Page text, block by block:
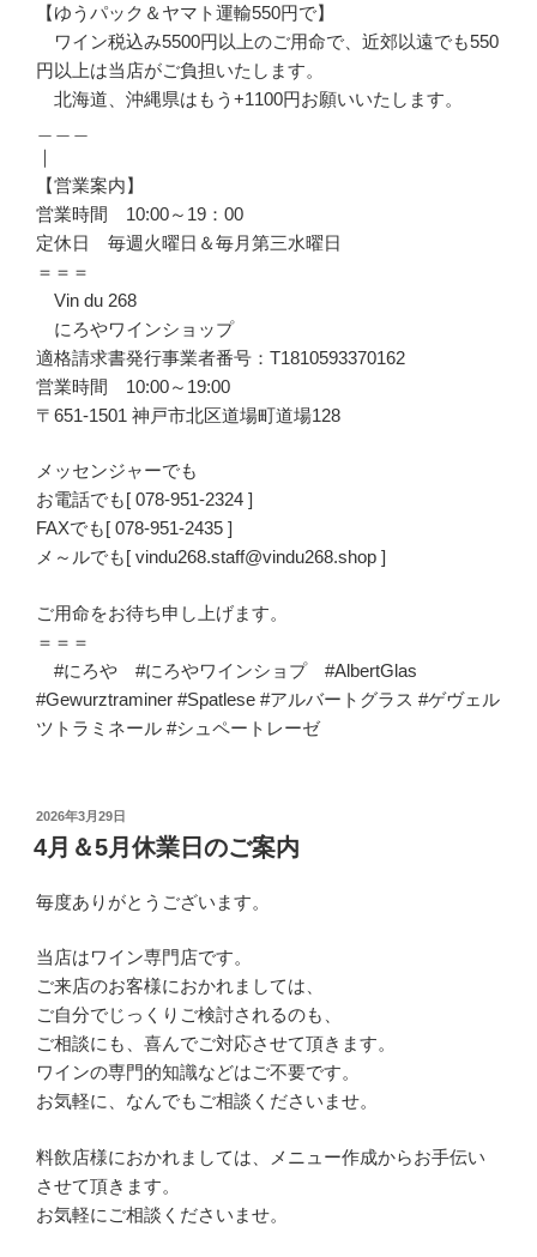
【ゆうパック＆ヤマト運輸550円で】
ワイン税込み5500円以上のご用命で、近郊以遠でも550
円以上は当店がご負担いたします。
北海道、沖縄県はもう+1100円お願いいたします。
｜
【営業案内】
営業時間 10:00～19：00
定休日 毎週火曜日＆毎月第三水曜日
＝＝＝
Vin du 268
にろやワインショップ
適格請求書発行事業者番号：T1810593370162
営業時間 10:00～19:00
〒651-1501 神戸市北区道場町道場128
メッセンジャーでも
お電話でも[ 078-951-2324 ]
FAXでも[ 078-951-2435 ]
メ～ルでも[ vindu268.staff@vindu268.shop ]
ご用命をお待ち申し上げます。
＝＝＝
#にろや #にろやワインショプ #AlbertGlas
#Gewurztraminer #Spatlese #アルバートグラス #ゲヴェル
ツトラミネール #シュペートレーゼ
投
稿
日:
2026年3月29日
4月＆5月休業日のご案内
毎度ありがとうございます。
当店はワイン専門店です。
ご来店のお客様におかれましては、
ご自分でじっくりご検討されるのも、
ご相談にも、喜んでご対応させて頂きます。
ワインの専門的知識などはご不要です。
お気軽に、なんでもご相談くださいませ。
料飲店様におかれましては、メニュー作成からお手伝い
させて頂きます。
お気軽にご相談くださいませ。